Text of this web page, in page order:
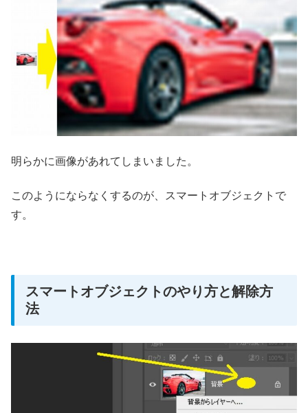
明らかに画像があれてしまいました。
このようにならなくするのが、スマートオブジェクトで
す。
スマートオブジェクトのやり方と解除方
法